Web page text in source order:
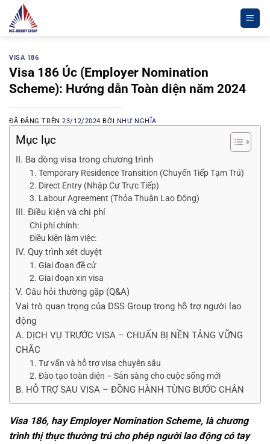
Chuyển
đến
dungVISA 186
Visa 186 Úc (Employer Nomination
Scheme): Hướng dẫn Toàn diện năm 2024
ĐÃ ĐĂNG TRÊN23/12/2024 BỞI NHƯ NGHĨA
Mục lục
II. Ba dòng visa trong chương trình
1. Temporary Residence Transition (Chuyển Tiếp Tạm Trú)
2. Direct Entry (Nhập Cư Trực Tiếp)
3. Labour Agreement (Thỏa Thuận Lao Động)
III. Điều kiện và chi phí
Chi phí chính:
Điều kiện làm việc:
IV. Quy trình xét duyệt
1. Giai đoạn đề cử
2. Giai đoạn xin visa
V. Câu hỏi thường gặp (Q&A)
Vai trò quan trọng của DSS Group trong hỗ trợ người lao
động
A. DỊCH VỤ TRƯỚC VISA – CHUẨN BỊ NỀN TẢNG VỮNG
CHẮC
1. Tư vấn và hỗ trợ visa chuyên sâu
2. Đào tạo toàn diện – Sẵn sàng cho cuộc sống mới
B. HỖ TRỢ SAU VISA – ĐỒNG HÀNH TỪNG BƯỚC CHÂN
Visa 186, hay Employer Nomination Scheme, là chương
trình thị thực thường trú cho phép người lao động có tay